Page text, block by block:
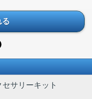
る
サリーキット